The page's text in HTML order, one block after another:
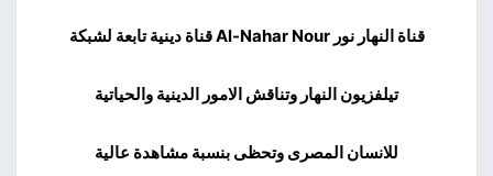
قناة النهار نور Al-Nahar Nour قناة دينية تابعة لشبكة
تيلفزيون النهار وتناقش الامور الدينية والحياتية
للانسان المصرى وتحظى بنسبة مشاهدة عالية